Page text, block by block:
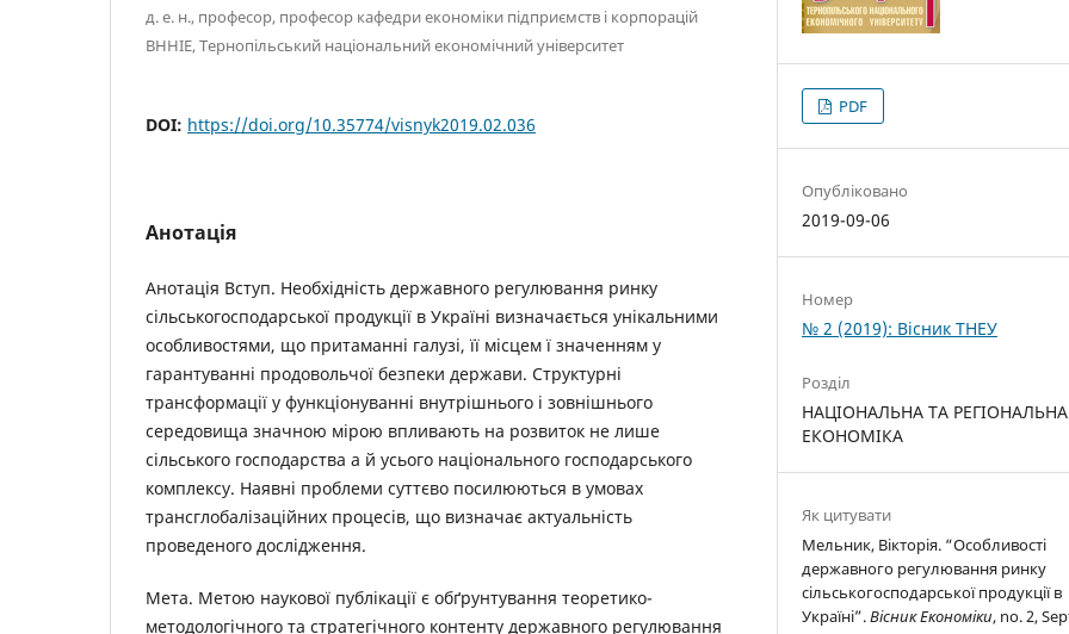
д. е. н., професор, професор кафедри економіки підприємств і корпорацій
ВННІЕ, Тернопільський національний економічний університет
DOI: https://doi.org/10.35774/visnyk2019.02.036
Анотація
Анотація Вступ. Необхідність державного регулювання ринку
сільськогосподарської продукції в Україні визначається унікальними
особливостями, що притаманні галузі, її місцем ї значенням у
гарантуванні продовольчої безпеки держави. Структурні
трансформації у функціонуванні внутрішнього і зовнішнього
середовища значною мірою впливають на розвиток не лише
сільського господарства а й усього національного господарського
комплексу. Наявні проблеми суттєво посилюються в умовах
трансглобалізаційних процесів, що визначає актуальність
проведеного дослідження.
Мета. Метою наукової публікації є обґрунтування теоретико-
методологічного та стратегічного контенту державного регулювання
PDF
Опубліковано
2019-09-06
Номер
№ 2 (2019): Вісник ТНЕУ
Розділ
НАЦІОНАЛЬНА ТА РЕГІОНАЛЬНА
ЕКОНОМІКА
Як цитувати
Мельник, Вікторія. “Особливості
державного регулювання ринку
сільськогосподарської продукції в
Україні”.Вісник Економіки, no. 2,